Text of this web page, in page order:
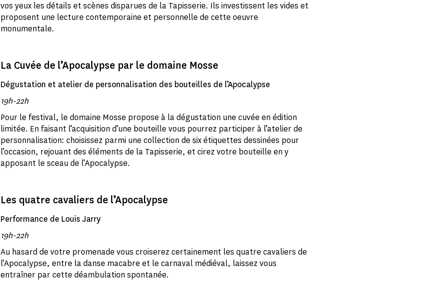
vos yeux les détails et scènes disparues de la Tapisserie. Ils investissent les vides et
proposent une lecture contemporaine et personnelle de cette oeuvre
monumentale.
La Cuvée de l’Apocalypse par le domaine Mosse
Dégustation et atelier de personnalisation des bouteilles de l’Apocalypse
19h-22h
Pour le festival, le domaine Mosse propose à la dégustation une cuvée en édition
limitée. En faisant l’acquisition d’une bouteille vous pourrez participer à l’atelier de
personnalisation: choisissez parmi une collection de six étiquettes dessinées pour
l’occasion, rejouant des éléments de la Tapisserie, et cirez votre bouteille en y
apposant le sceau de l’Apocalypse.
Les quatre cavaliers de l’Apocalypse
Performance de Louis Jarry
19h-22h
Au hasard de votre promenade vous croiserez certainement les quatre cavaliers de
l’Apocalypse, entre la danse macabre et le carnaval médiéval, laissez vous
entraîner par cette déambulation spontanée.